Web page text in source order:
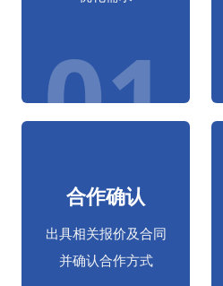
01
合作确认
出具相关报价及合同
并确认合作方式